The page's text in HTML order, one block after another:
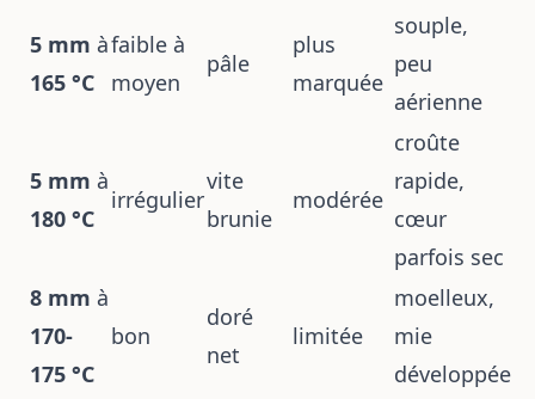
5 mm à
165 °C
faible à
moyen
pâle
plus
marquée
souple,
peu
aérienne
5 mm à
180 °C
irrégulier
vite
brunie
modérée
croûte
rapide,
cœur
parfois sec
8 mm à
170-
175 °C
bon
doré
net
limitée
moelleux,
mie
développée